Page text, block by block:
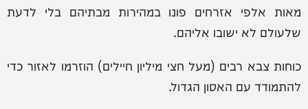
מאות אלפי אזרחים פונו במהירות מבתיהם בלי לדעת
שלעולם לא ישובו אליהם.
כוחות צבא רבים (מעל חצי מיליון חיילים) הוזרמו לאזור כדי
להתמודד עם האסון הגדול.